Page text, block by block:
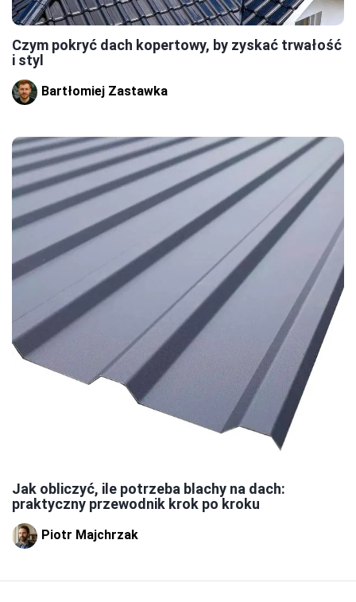
Czym pokryć dach kopertowy, by zyskać trwałość
i styl
Bartłomiej Zastawka
Jak obliczyć, ile potrzeba blachy na dach:
praktyczny przewodnik krok po kroku
Piotr Majchrzak